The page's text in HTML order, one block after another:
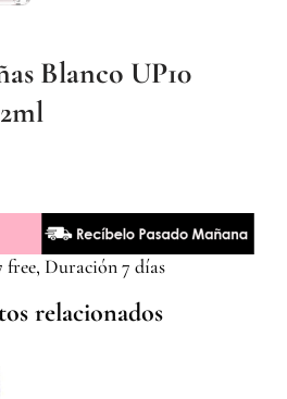
Blanco UP10
free, Duración 7 días
relacionados